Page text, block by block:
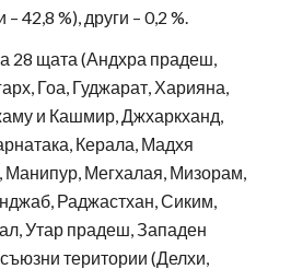
– 42,8 %), други – 0,2 %.
28 щата (Андхра прадеш,
Гоа, Гуджарат, Харияна,
и Кашмир, Джхаркханд,
Керала, Мадхя
Мегхалая, Мизорам,
Раджастхан, Сиким,
Утар прадеш, Западен
територии (Делхи,